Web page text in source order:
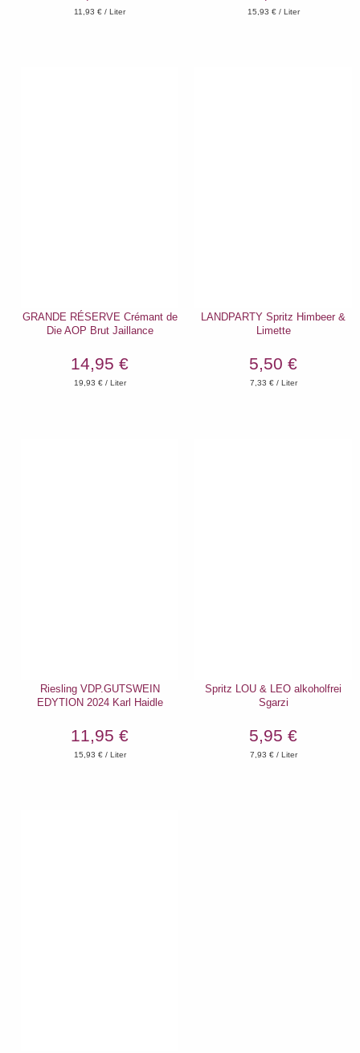
11,93 € / Liter 15,93 € / Liter
GRANDE RÉSERVE Crémant de
Die AOP Brut Jaillance
14,95 €
19,93 € / Liter
LANDPARTY Spritz Himbeer &
Limette
5,50 €
7,33 € / Liter
Riesling VDP.GUTSWEIN
EDYTION 2024 Karl Haidle
11,95 €
15,93 € / Liter
Spritz LOU & LEO alkoholfrei
Sgarzi
5,95 €
7,93 € / Liter